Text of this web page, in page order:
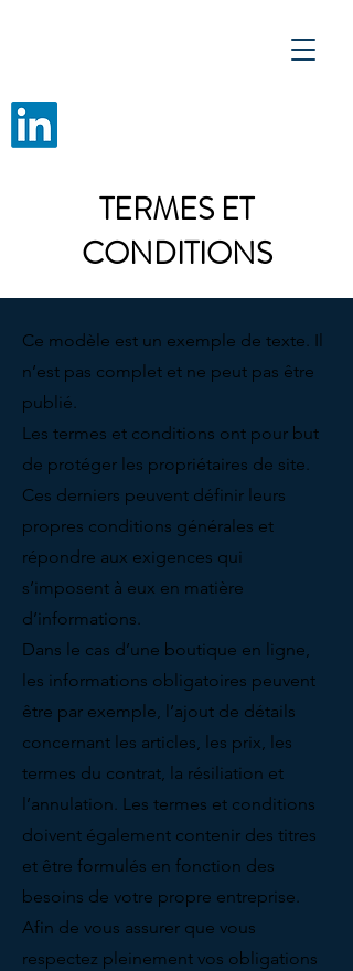
TERMES ET
CONDITIONS
Ce modèle est un exemple de texte. Il
n’est pas complet et ne peut pas être
publié.
Les termes et conditions ont pour but
de protéger les propriétaires de site.
Ces derniers peuvent définir leurs
propres conditions générales et
répondre aux exigences qui
s’imposent à eux en matière
d’informations.
Dans le cas d’une boutique en ligne,
les informations obligatoires peuvent
être par exemple, l’ajout de détails
concernant les articles, les prix, les
termes du contrat, la résiliation et
l’annulation. Les termes et conditions
doivent également contenir des titres
et être formulés en fonction des
besoins de votre propre entreprise.
Afin de vous assurer que vous
respectez pleinement vos obligations